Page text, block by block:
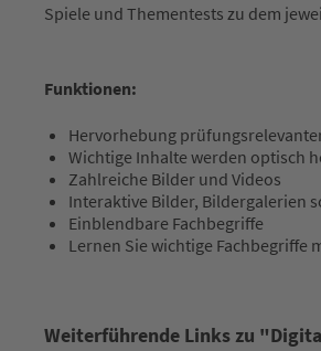
Spiele und Thementests zu dem
Funktionen:
Hervorhebung
Wichtige Inhalte werden optisch
Zahlreiche Bilder und Videos
Interaktive Bilder, Bildergalerien
Einblendbare Fachbegriffe
Lernen Sie wichtige Fachbegriffe
Weiterführende Links zu